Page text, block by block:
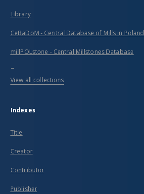
Library
CeBaDoM - Central Database of Mills in Poland
millPOLstone - Central Millstones Database
...
View all collections
Indexes
Title
Creator
Contributor
Publisher